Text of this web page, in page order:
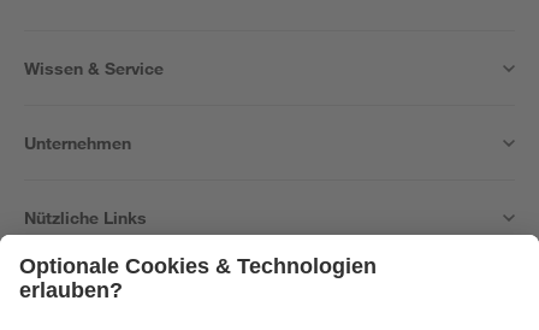
Wissen & Service
Unternehmen
Nützliche Links